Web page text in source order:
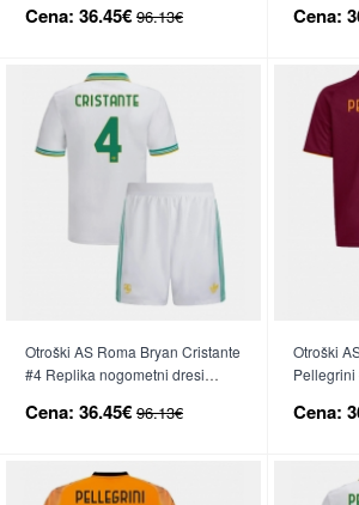
Rokav (+ hlače)
Cena: 36.45€ 96.13€
Kratek
Cena:
Otroški AS Roma Bryan Cristante
#4 Replika nogometni dresi
Rokav (+ hlače)
Cena: 36.45€ 96.13€
Otroški
Kratek
Cena: